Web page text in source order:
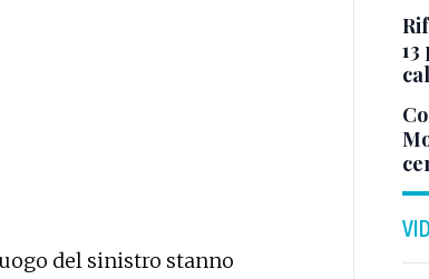
del sinistro stanno